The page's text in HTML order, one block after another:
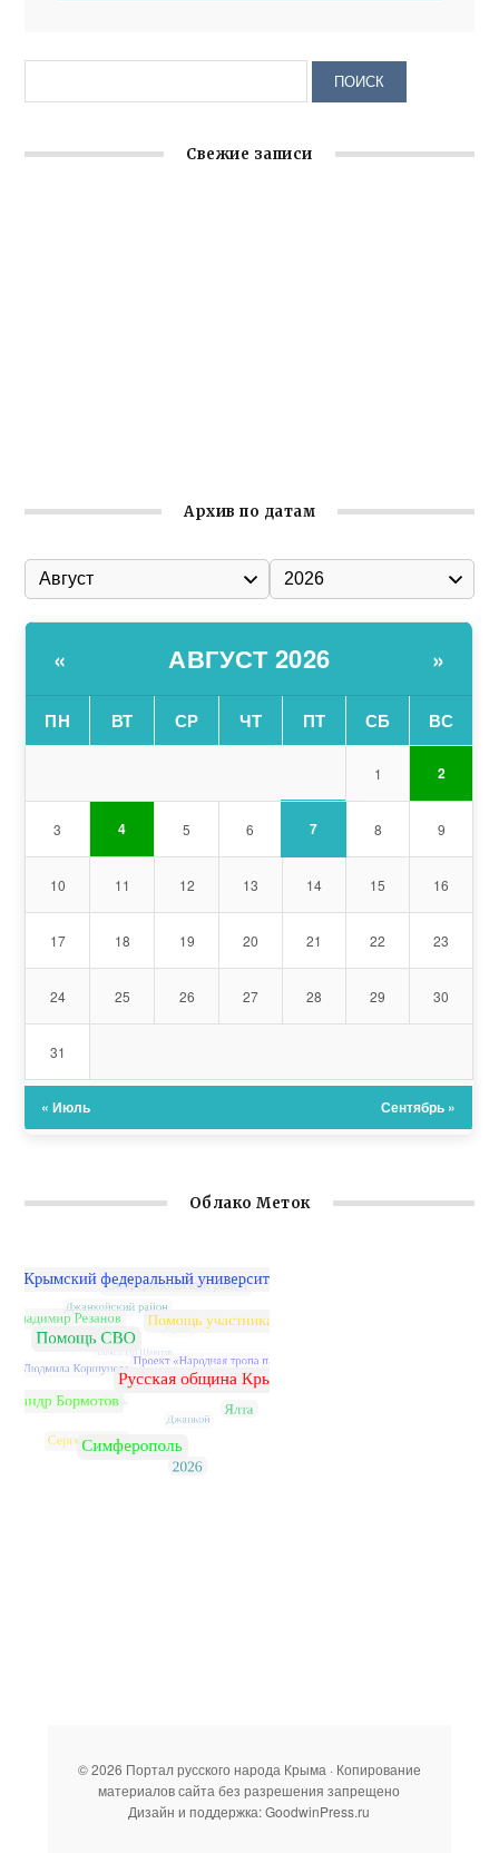
Свежие записи
Архив по датам
« АВГУСТ 2026 »
ПН ВТ СР ЧТ ПТ СБ ВС
1 2
3 4 5 6 7 8 9
10 11 12 13 14 15 16
17 18 19 20 21 22 23
24 25 26 27 28 29 30
31
« Июль Сентябрь »
Облако Меток
© 2026 Портал русского народа Крыма · Копирование
материалов сайта без разрешения запрещено
Дизайн и поддержка: GoodwinPress.ru